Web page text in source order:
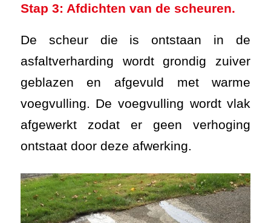
Stap 3: Afdichten van de scheuren.
De scheur die is ontstaan in de
asfaltverharding wordt grondig zuiver
geblazen en afgevuld met warme
voegvulling. De voegvulling wordt vlak
afgewerkt zodat er geen verhoging
ontstaat door deze afwerking.